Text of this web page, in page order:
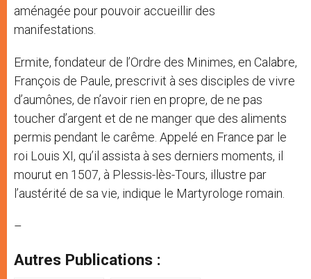
aménagée pour pouvoir accueillir des
manifestations.
Ermite, fondateur de l’Ordre des Minimes, en Calabre,
François de Paule, prescrivit à ses disciples de vivre
d’aumônes, de n’avoir rien en propre, de ne pas
toucher d’argent et de ne manger que des aliments
permis pendant le carême. Appelé en France par le
roi Louis XI, qu’il assista à ses derniers moments, il
mourut en 1507, à Plessis-lès-Tours, illustre par
l’austérité de sa vie, indique le Martyrologe romain.
–
Autres Publications :